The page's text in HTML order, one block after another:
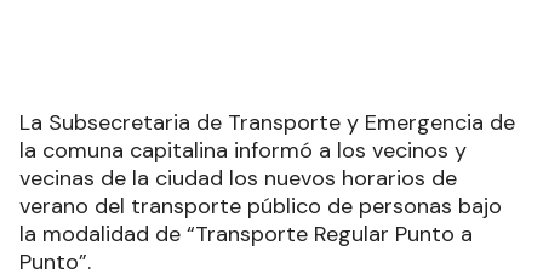
La Subsecretaria de Transporte y Emergencia de
la comuna capitalina informó a los vecinos y
vecinas de la ciudad los nuevos horarios de
verano del transporte público de personas bajo